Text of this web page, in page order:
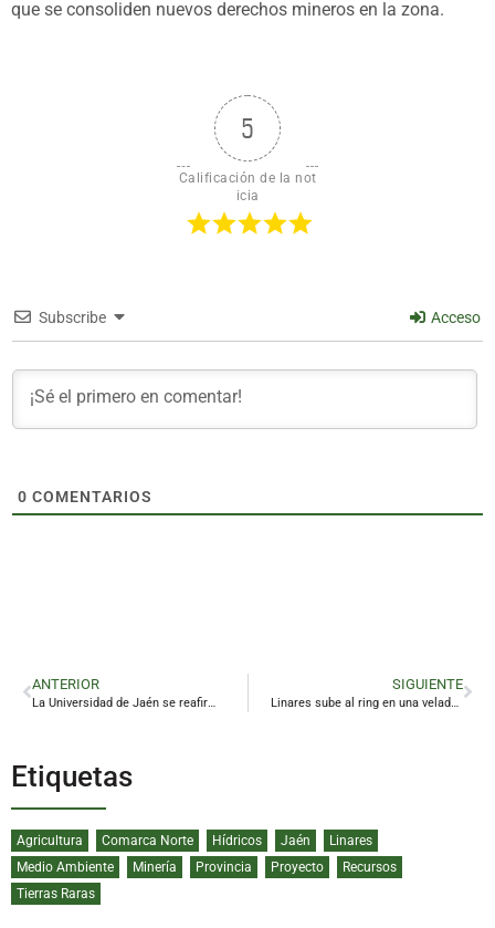
que se consoliden nuevos derechos mineros en la zona.
5
Calificación de la not
icia
Subscribe Acceso
0 COMENTARIOS
ANTERIOR
La Universidad de Jaén se reafirma al frente del sistema universitario andaluz, según el Ranking CYD 2026
SIGUIENTE
Linares sube al ring en una velada que consolida su renacer boxístico
Etiquetas
Agricultura Comarca Norte Hídricos Jaén
Linares
Medio Ambiente
Minería Provincia Proyecto
Recursos
Tierras Raras